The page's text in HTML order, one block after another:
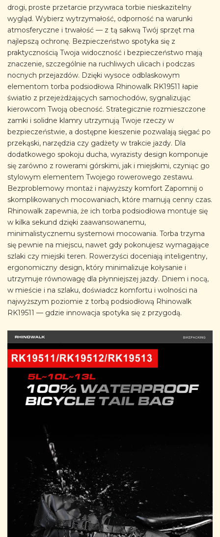
drogi, proste przetarcie przywraca torbie nieskazitelny
wygląd. Wybierz wytrzymałość, odporność na warunki
atmosferyczne i trwałość — z tą sakwą Twój sprzęt ma
najlepszą ochronę. Bezpieczeństwo spotyka się z
praktycznością Twoja widoczność i bezpieczeństwo mają
znaczenie, szczególnie na ruchliwych ulicach i podczas
nocnych przejazdów. Dzięki wysoce odblaskowym
elementom torba podsiodłowa Rhinowalk RK19511 łapie
światło z przejeżdżających samochodów, sygnalizując
kierowcom Twoją obecność. Strategicznie rozmieszczone
zamki i solidne klamry utrzymują Twoje rzeczy w
bezpieczeństwie, a dostępne kieszenie pozwalają sięgać po
przekąski, narzędzia czy gadżety w trakcie jazdy. Dla
dodatkowego spokoju ducha, wyrazisty design komponuje
się zarówno z rowerami górskimi, jak i miejskimi, czyniąc go
stylowym elementem Twojego rowerowego zestawu.
Bezproblemowy montaż i najwyższy komfort Zapomnij o
skomplikowanych mocowaniach, które marnują cenny czas.
Rhinowalk zapewnia, że ich torba podsiodłowa montuje się
w kilka sekund dzięki zaawansowanemu,
minimalistycznemu systemowi mocowania. Torba trzyma
się pewnie na miejscu, nawet gdy pokonujesz wymagające
szlaki czy miejski teren. Rowerzyści doceniają inteligentny,
ergonomiczny design, który minimalizuje kołysanie i
utrzymuje równowagę dla płynniejszej jazdy. Dniem i nocą,
w mieście i na szlaku, doświadcz komfortu i wolności na
najwyższym poziomie z torbą podsiodłową Rhinowalk
RK19511 — gdzie innowacja spotyka się z przygodą.